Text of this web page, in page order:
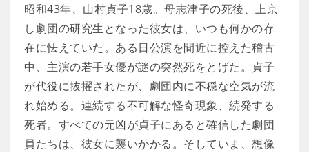
昭和43年、山村貞子18歳。母志津子の死後、上京
し劇団の研究生となった彼女は、いつも何かの存
在に怯えていた。ある日公演を間近に控えた稽古
中、主演の若手女優が謎の突然死をとげた。貞子
が代役に抜擢されたが、劇団内に不穏な空気が流
れ始める。連続する不可解な怪奇現象、続発する
死者。すべての元凶が貞子にあると確信した劇団
員たちは、彼女に襲いかかる。そしていま、想像